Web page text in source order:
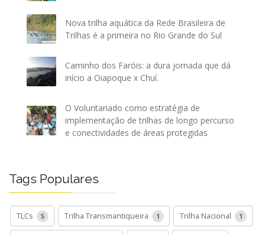
Nova trilha aquática da Rede Brasileira de
Trilhas é a primeira no Rio Grande do Sul
Caminho dos Faróis: a dura jornada que dá
início a Oiapoque x Chuí.
O Voluntariado como estratégia de
implementação de trilhas de longo percurso
e conectividades de áreas protegidas
Tags Populares
TLCs 5 Trilha Transmantiqueira 1 Trilha Nacional 1